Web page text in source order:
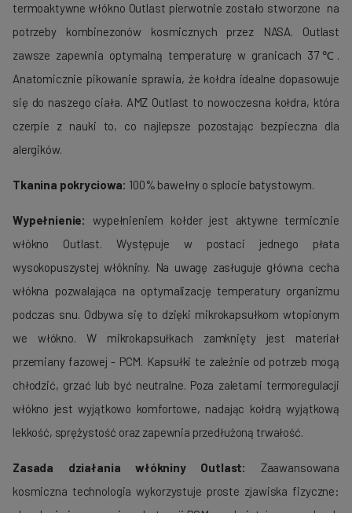
termoaktywne włókno Outlast pierwotnie zostało stworzone na
potrzeby kombinezonów kosmicznych przez NASA. Outlast
zawsze zapewnia optymalną temperaturę w granicach 37℃.
Anatomicznie pikowanie sprawia, że kołdra idealne dopasowuje
się do naszego ciała. AMZ Outlast to nowoczesna kołdra, która
czerpie z nauki to, co najlepsze pozostając bezpieczna dla
alergików.
Tkanina pokryciowa: 100% bawełny o splocie batystowym.
Wypełnienie:
wypełnieniem kołder jest aktywne termicznie
włókno Outlast. Występuje w postaci jednego płata
wysokopuszystej włókniny. Na uwagę zasługuje główna cecha
włókna pozwalająca na optymalizację temperatury organizmu
podczas snu. Odbywa się to dzięki mikrokapsułkom wtopionym
we włókno. W mikrokapsułkach zamknięty jest materiał
przemiany fazowej - PCM. Kapsułki te zależnie od potrzeb mogą
chłodzić, grzać lub być neutralne. Poza zaletami termoregulacji
włókno jest wyjątkowo komfortowe, nadając kołdrą wyjątkową
lekkość, sprężystość oraz zapewnia przedłużoną trwałość.
Zasada działania włókniny Outlast: Zaawansowana
kosmiczna technologia wykorzystuje proste zjawiska fizyczne: